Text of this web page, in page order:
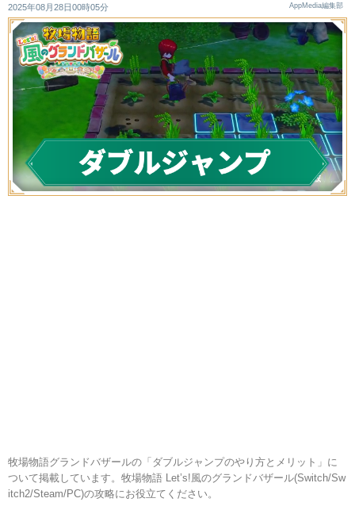
2025年08月28日00時05分 AppMedia編集部
牧場物語グランドバザールの「ダブルジャンプのやり方とメリット」に
ついて掲載しています。牧場物語 Let’s!風のグランドバザール(Switch/Sw
itch2/Steam/PC)の攻略にお役立てください。